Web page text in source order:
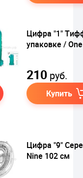
Цифра "1"
упаковке / One
210 руб.
Купить
Цифра "9"
Nine 102 см